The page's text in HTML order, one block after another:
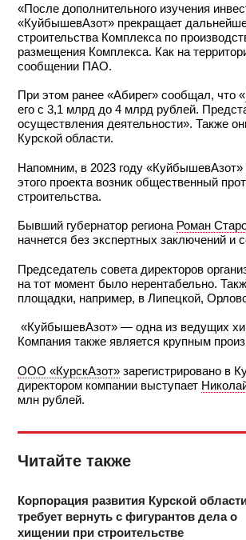
«После дополнительного изучения
«КуйбышевАзот» прекращает
строительства Комплекса по
размещения Комплекса. Как на
сообщении ПАО.
При этом ранее «Абирег» сообщал, что «
его с 3,1 млрд до 4 млрд рублей.
осуществления деятельности». Также
Курской области.
Напомним, в 2023 году «КуйбышевАзот»
этого проекта возник общественный
строительства.
Бывший губернатор региона Роман
начнется без экспертных заключений и
Председатель совета директоров
на тот момент было нерентабельно.
площадки, например, в Липецкой,
«КуйбышевАзот» — одна из ведущих
Компания также является крупным
ООО «КурскАзот» зарегистрировано в
директором компании выступает
млн рублей.
Читайте также
Корпорация развития Курской
требует вернуть с фигурантов дела о
хищении при строительстве